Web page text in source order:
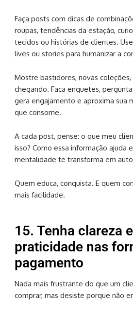
Faça posts com dicas de
roupas, tendências da estação,
tecidos ou histórias de clientes.
lives ou stories para humanizar a
Mostre bastidores, novas coleções,
chegando. Faça enquetes,
gera engajamento e aproxima sua
que consome.
A cada post, pense: o que meu
isso? Como essa informação ajuda
mentalidade te transforma em
Quem educa, conquista. E quem
mais facilidade.
15. Tenha clareza e
praticidade nas
pagamento
Nada mais frustrante do que um
comprar, mas desiste porque não